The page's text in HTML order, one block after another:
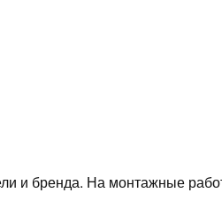
и бренда. На монтажные